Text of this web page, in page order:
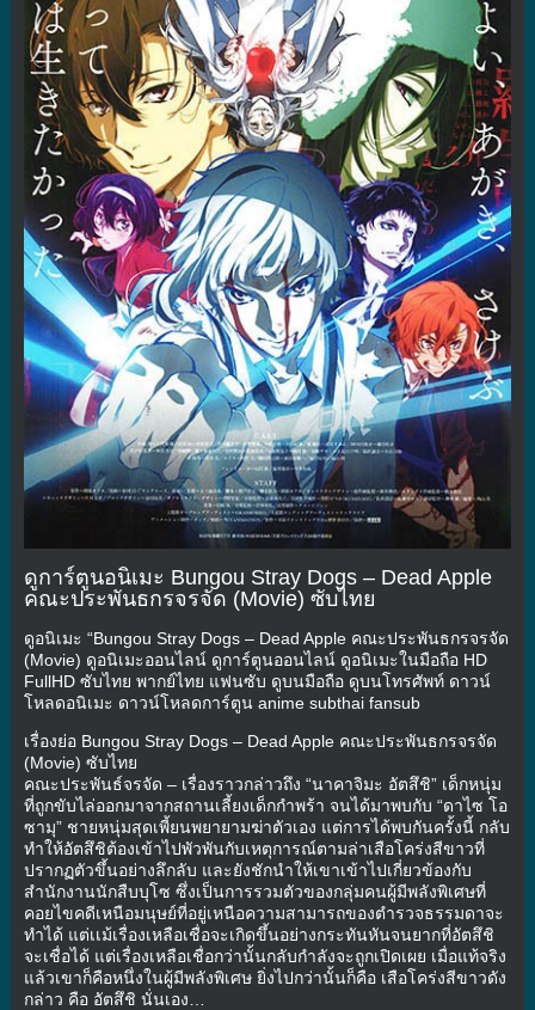
ดูการ์ตูนอนิเมะ Bungou Stray Dogs – Dead Apple
คณะประพันธกรจรจัด (Movie) ซับไทย
ดูอนิเมะ “Bungou Stray Dogs – Dead Apple คณะประพันธกรจรจัด
(Movie) ดูอนิเมะออนไลน์ ดูการ์ตูนออนไลน์ ดูอนิเมะในมือถือ HD
FullHD ซับไทย พากย์ไทย แฟนซับ ดูบนมือถือ ดูบนโทรศัพท์ ดาวน์
โหลดอนิเมะ ดาวน์โหลดการ์ตูน anime subthai fansub
เรื่องย่อ Bungou Stray Dogs – Dead Apple คณะประพันธกรจรจัด
(Movie) ซับไทย
คณะประพันธ์จรจัด – เรื่องราวกล่าวถึง “นาคาจิมะ อัตสึชิ” เด็กหนุ่ม
ที่ถูกขับไล่ออกมาจากสถานเลี้ยงเด็กกำพร้า จนได้มาพบกับ “ดาไซ โอ
ซามุ” ชายหนุ่มสุดเพี้ยนพยายามฆ่าตัวเอง แต่การได้พบกันครั้งนี้ กลับ
ทำให้อัตสึชิต้องเข้าไปพัวพันกับเหตุการณ์ตามล่าเสือโคร่งสีขาวที่
ปรากฏตัวขึ้นอย่างลึกลับ และยังชักนำให้เขาเข้าไปเกี่ยวข้องกับ
สำนักงานนักสืบบุโซ ซึ่งเป็นการรวมตัวของกลุ่มคนผู้มีพลังพิเศษที่
คอยไขคดีเหนือมนุษย์ที่อยู่เหนือความสามารถของตำรวจธรรมดาจะ
ทำได้ แต่เเม้เรื่องเหลือเชื่อจะเกิดขึ้นอย่างกระทันหันจนยากที่อัตสึชิ
จะเชื่อได้ แต่เรื่องเหลือเชื่อกว่านั้นกลับกำลังจะถูกเปิดเผย เมื่อแท้จริง
แล้วเขาก็คือหนึ่งในผู้มีพลังพิเศษ ยิ่งไปกว่านั้นก็คือ เสือโคร่งสีขาวดัง
กล่าว คือ อัตสึชิ นั่นเอง…